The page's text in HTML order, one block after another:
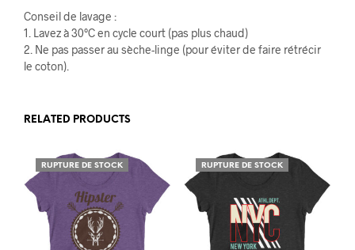
Conseil de lavage :
1. Lavez à 30°C en cycle court (pas plus chaud)
2. Ne pas passer au sèche-linge (pour éviter de faire rétrécir
le coton).
RELATED PRODUCTS
RUPTURE DE STOCK RUPTURE DE STOCK